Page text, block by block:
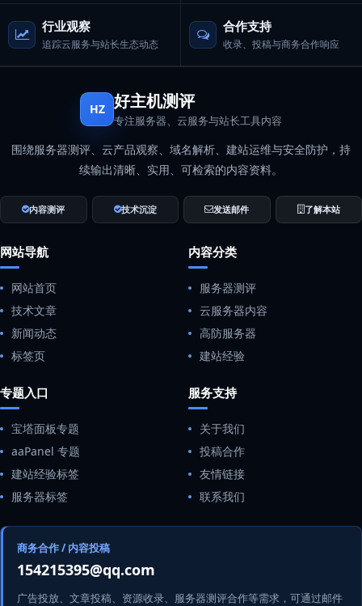
行业观察
追踪云服务与站长生态动态
合作支持
收录、投稿与商务合作响应
HZ 好主机测评
专注服务器、云服务与站长工具内容
围绕服务器测评、云产品观察、域名解析、建站运维与安全防护，持
续输出清晰、实用、可检索的内容资料。
内容测评 技术沉淀 发送邮件 了解本站
网站导航
网站首页
技术文章
新闻动态
标签页
内容分类
服务器测评
云服务器内容
高防服务器
建站经验
专题入口
宝塔面板专题
aaPanel 专题
建站经验标签
服务器标签
服务支持
关于我们
投稿合作
友情链接
联系我们
商务合作 / 内容投稿
154215395@qq.com
广告投放、文章投稿、资源收录、服务器测评合作等需求，可通过邮件